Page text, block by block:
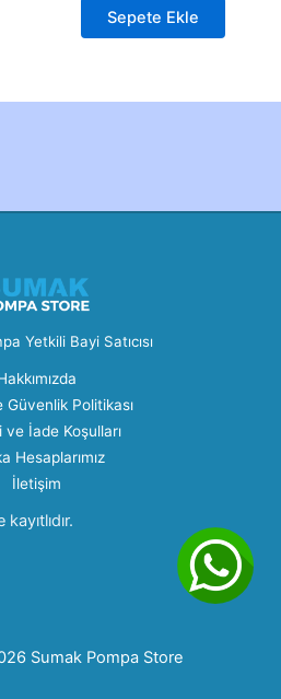
Sepete Ekle
Yetkili Bayi Satıcısı
Güvenlik Politikası
ve İade Koşulları
Hesaplarımız
İletişim
Sumak Pompa Store